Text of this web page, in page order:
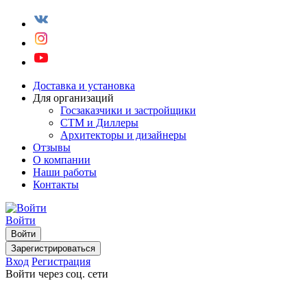
Доставка и установка
Для организаций
Госзаказчики и застройщики
СТМ и Диллеры
Архитекторы и дизайнеры
Отзывы
О компании
Наши работы
Контакты
Войти
Войти
Зарегистрироваться
Вход Регистрация
Войти через соц. сети